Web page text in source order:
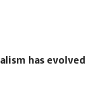
has evolved